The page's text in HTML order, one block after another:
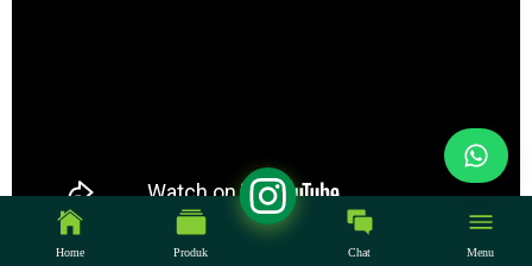
Home Produk Chat Menu